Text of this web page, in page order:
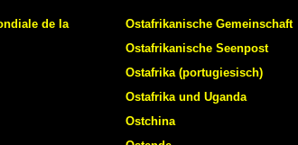
de la
Ostafrikanische Gemeinschaft
Ostafrikanische Seenpost
Ostafrika (portugiesisch)
Ostafrika und Uganda
Ostchina